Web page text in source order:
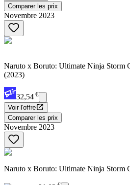
Comparer les prix
Novembre 2023
Naruto x Boruto: Ultimate Ninja Storm
(2023)
32,54 €
Voir l'offre
Comparer les prix
Novembre 2023
Naruto x Boruto: Ultimate Ninja Storm